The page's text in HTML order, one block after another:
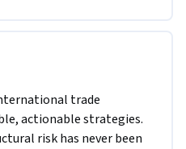
trade
actionable strategies.
risk has never been